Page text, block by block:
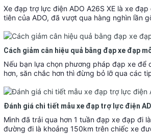
Xe đạp trợ lực điện ADO A26S XE là xe
tiên của ADO, đã vượt qua hàng nghìn lần
Cách giảm cân hiệu quả bằng đạp xe đạp
Nếu bạn lựa chọn phương pháp đạp xe để
hơn, săn chắc hơn thì đừng bỏ lỡ qua các
Đánh giá chi tiết mẫu xe đạp trợ lực điện
Mình đã trải qua hơn 1 tuần đạp xe đạp đi
đường đi là khoảng 150km trên chiếc xe